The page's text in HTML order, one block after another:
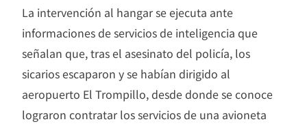
La intervención al hangar se ejecuta ante
informaciones de servicios de inteligencia que
señalan que, tras el asesinato del policía, los
sicarios escaparon y se habían dirigido al
aeropuerto El Trompillo, desde donde se conoce
lograron contratar los servicios de una avioneta